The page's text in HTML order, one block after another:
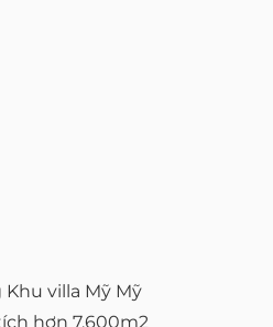
villa Mỹ Mỹ
hơn 7.600m2